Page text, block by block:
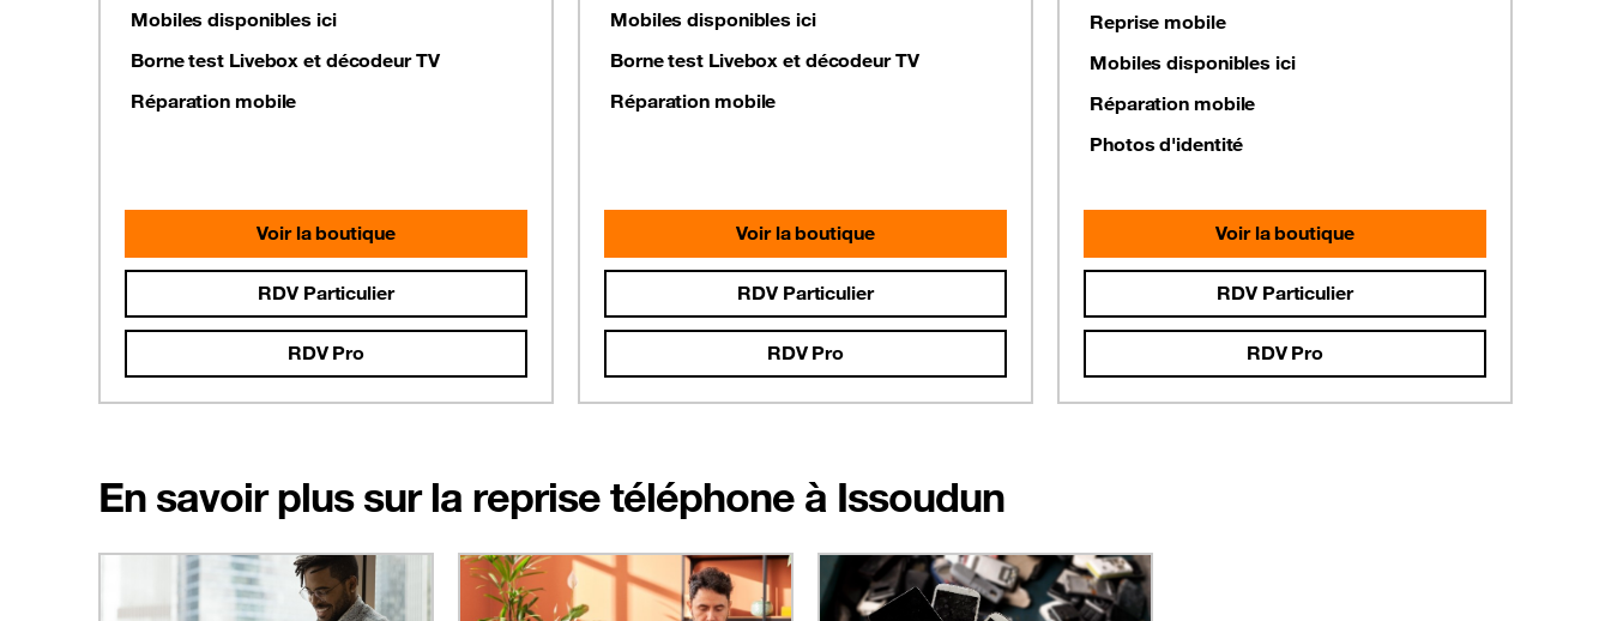
Mobiles disponibles ici
Borne test Livebox et décodeur TV
Réparation mobile
Voir la boutique
RDV Particulier
RDV Pro
Mobiles disponibles ici
Borne test Livebox et décodeur TV
Réparation mobile
Voir la boutique
RDV Particulier
RDV Pro
Reprise mobile
Mobiles disponibles ici
Réparation mobile
Photos d'identité
Voir la boutique
RDV Particulier
RDV Pro
En savoir plus sur la reprise téléphone à Issoudun